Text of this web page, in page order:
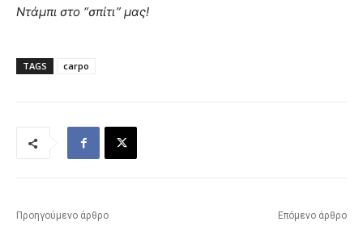
Ντάμπι στο “σπίτι” μας!
TAGS carpo
Προηγούμενο άρθρο Επόμενο άρθρο